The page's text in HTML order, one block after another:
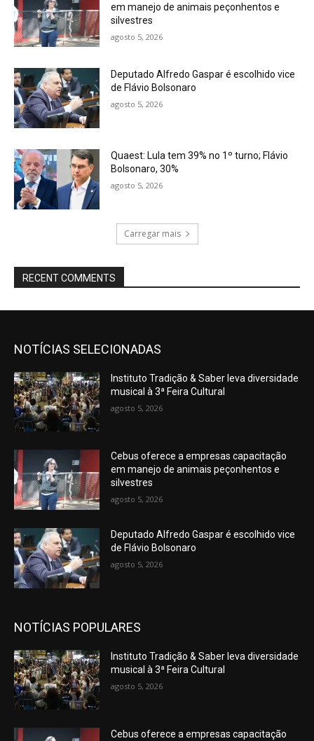
em manejo de animais peçonhentos e
silvestres
agosto 5, 2026
Deputado Alfredo Gaspar é escolhido vice
de Flávio Bolsonaro
agosto 5, 2026
Quaest: Lula tem 39% no 1º turno; Flávio
Bolsonaro, 30%
agosto 5, 2026
Carregar mais
RECENT COMMENTS
NOTÍCIAS SELECIONADAS
Instituto Tradição & Saber leva diversidade
musical à 3ª Feira Cultural
agosto 5, 2026
Cebus oferece a empresas capacitação
em manejo de animais peçonhentos e
silvestres
agosto 5, 2026
Deputado Alfredo Gaspar é escolhido vice
de Flávio Bolsonaro
agosto 5, 2026
NOTÍCIAS POPULARES
Instituto Tradição & Saber leva diversidade
musical à 3ª Feira Cultural
agosto 5, 2026
Cebus oferece a empresas capacitação